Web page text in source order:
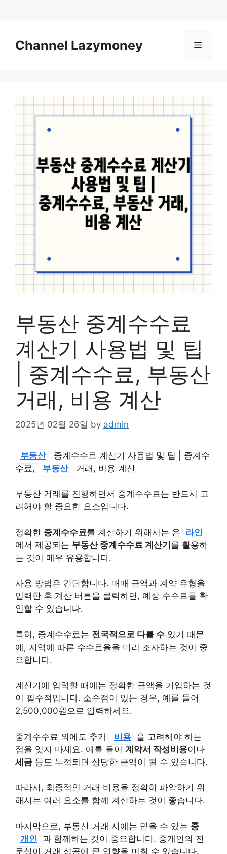
contentChannel Lazymoney Menu
부동산 중계수수료
계산기 사용법 및 팁
| 중계수수료, 부동산
거래, 비용 계산
2025년 02월 26일 by admin
부동산
중계수수료 계산기 사용법 및 팁 | 중계수
수료,
부동산 거래, 비용 계산
부동산 거래를 진행하면서 중계수수료는 반드시 고
려해야 할 중요한 요소입니다.
정확한 중계수수료를 계산하기 위해서는 온 라인
에서 제공되는 부동산 중계수수료 계산기를 활용하
는 것이 매우 유용합니다.
사용 방법은 간단합니다. 매매 금액과 계약 유형을
입력한 후 계산 버튼을 클릭하면, 예상 수수료를 확
인할 수 있습니다.
특히, 중계수수료는 전국적으로 다를 수 있기 때문
에, 지역에 따른 수수료율을 미리 조사하는 것이 중
요합니다.
계산기에 입력할 때에는 정확한 금액을 기입하는 것
이 필수적입니다. 소수점이 있는 경우, 예를 들어
2,500,000원으로 입력하세요.
중계수수료 외에도 추가 비용 을 고려해야 하는
점을 잊지 마세요. 예를 들어 계약서 작성비용이나
세금 등도 누적되면 상당한 금액이 될 수 있습니다.
따라서, 최종적인 거래 비용을 정확히 파악하기 위
해서는 여러 요소를 함께 계산하는 것이 좋습니다.
마지막으로, 부동산 거래 시에는 믿을 수 있는 중
개인
과 함께하는 것이 중요합니다. 중개인의 전
문성이 거래 성공에 큰 영향을 미칠 수 있습니다.